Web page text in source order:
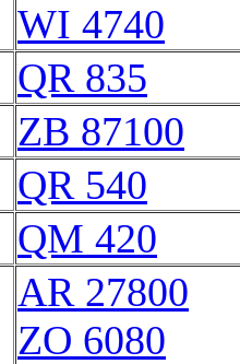
WI 4740
QR 835
ZB 87100
QR 540
QM 420
AR 27800
ZO 6080